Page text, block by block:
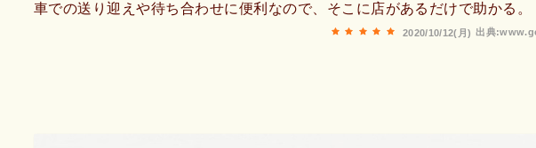
車での送り迎えや待ち合わせに便利なので、そこに店があるだけで助かる。
出典
2020/10/12(月)